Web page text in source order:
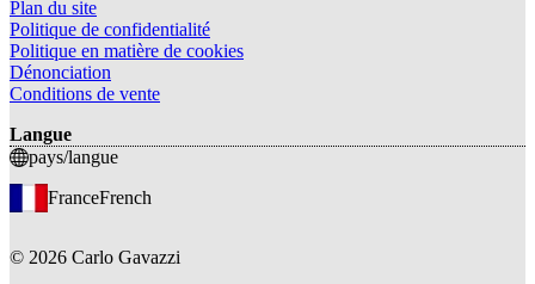
Plan du site
Politique de confidentialité
Politique en matière de cookies
Dénonciation
Conditions de vente
Langue
pays/langue
FranceFrench
© 2026 Carlo Gavazzi